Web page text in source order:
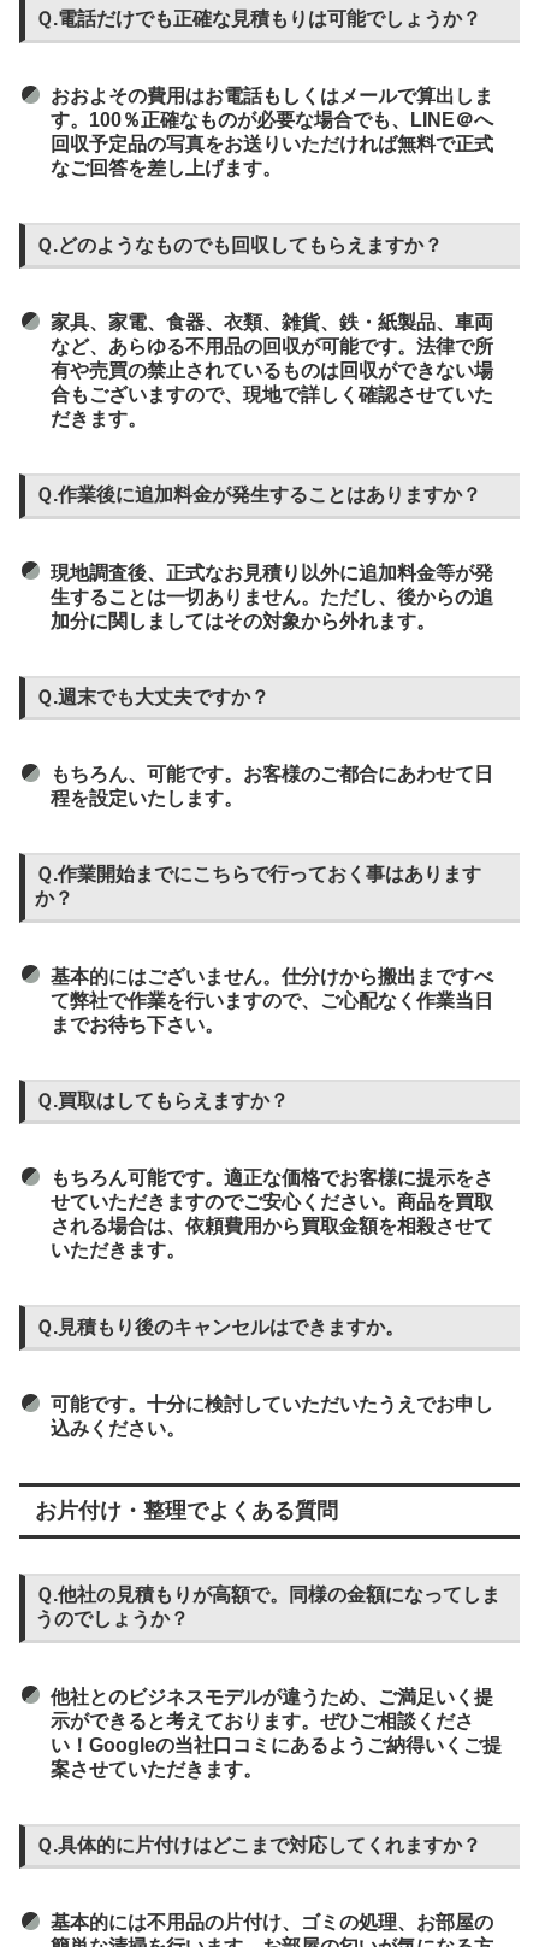
Ｑ.電話だけでも正確な見積もりは可能でしょうか？
おおよその費用はお電話もしくはメールで算出しま
す。100％正確なものが必要な場合でも、LINE＠へ
回収予定品の写真をお送りいただければ無料で正式
なご回答を差し上げます。
Ｑ.どのようなものでも回収してもらえますか？
家具、家電、食器、衣類、雑貨、鉄・紙製品、車両
など、あらゆる不用品の回収が可能です。法律で所
有や売買の禁止されているものは回収ができない場
合もございますので、現地で詳しく確認させていた
だきます。
Ｑ.作業後に追加料金が発生することはありますか？
現地調査後、正式なお見積り以外に追加料金等が発
生することは一切ありません。ただし、後からの追
加分に関しましてはその対象から外れます。
Ｑ.週末でも大丈夫ですか？
もちろん、可能です。お客様のご都合にあわせて日
程を設定いたします。
Ｑ.作業開始までにこちらで行っておく事はあります
か？
基本的にはございません。仕分けから搬出まですべ
て弊社で作業を行いますので、ご心配なく作業当日
までお待ち下さい。
Ｑ.買取はしてもらえますか？
もちろん可能です。適正な価格でお客様に提示をさ
せていただきますのでご安心ください。商品を買取
される場合は、依頼費用から買取金額を相殺させて
いただきます。
Ｑ.見積もり後のキャンセルはできますか。
可能です。十分に検討していただいたうえでお申し
込みください。
お片付け・整理でよくある質問
Ｑ.他社の見積もりが高額で。同様の金額になってしま
うのでしょうか？
他社とのビジネスモデルが違うため、ご満足いく提
示ができると考えております。ぜひご相談くださ
い！Googleの当社口コミにあるようご納得いくご提
案させていただきます。
Ｑ.具体的に片付けはどこまで対応してくれますか？
基本的には不用品の片付け、ゴミの処理、お部屋の